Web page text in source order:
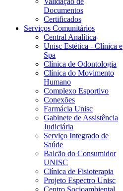
Documentos
Certificados
Serviços Comunitários
Central Analítica
Unisc Estética - Clínica e
Spa
Clínica de Odontologia
Clínica do Movimento
Humano
Complexo Esportivo
Conexões
Farmácia Unisc
Gabinete de Assistência
Judiciária
Serviço Integrado de
Saúde
Balcão do Consumidor
UNISC
Clínica de Fisioterapia
Projeto Espectro Unisc
Centro Socioambiental